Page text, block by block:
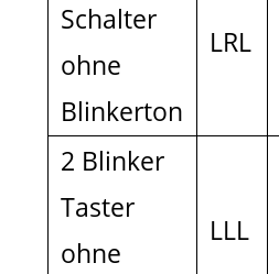
Schalter
ohne
Blinkerton
LRL
2 Blinker
Taster
ohne
LLL